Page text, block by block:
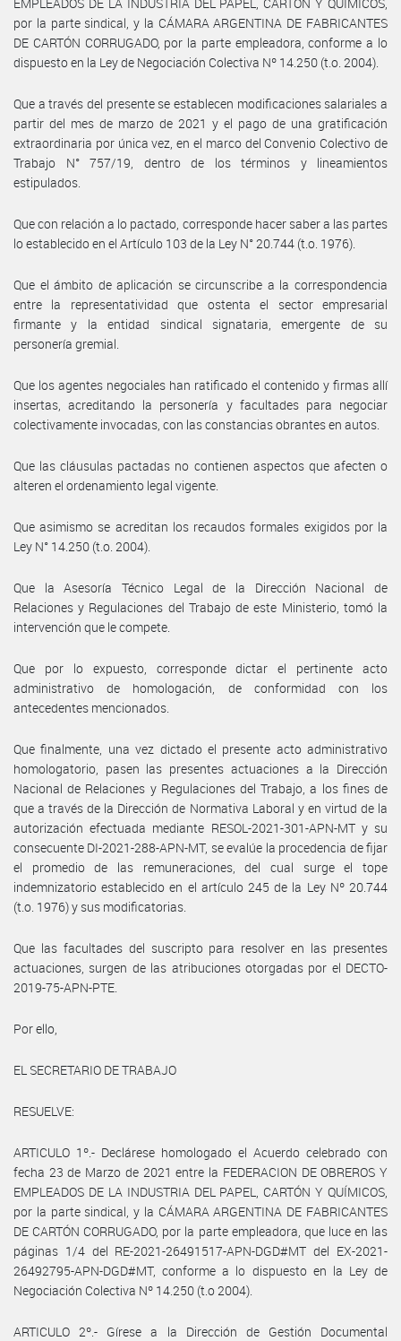
por la parte sindical, y la CÁMARA ARGENTINA DE FABRICANTES
DE CARTÓN CORRUGADO, por la parte empleadora, conforme a lo
dispuesto en la Ley de Negociación Colectiva Nº 14.250 (t.o. 2004).
Que a través del presente se establecen modificaciones salariales a
partir del mes de marzo de 2021 y el pago de una gratificación
extraordinaria por única vez, en el marco del Convenio Colectivo de
Trabajo N° 757/19, dentro de los términos y lineamientos
estipulados.
Que con relación a lo pactado, corresponde hacer saber a las partes
lo establecido en el Artículo 103 de la Ley N° 20.744 (t.o. 1976).
Que el ámbito de aplicación se circunscribe a la correspondencia
entre la representatividad que ostenta el sector empresarial
firmante y la entidad sindical signataria, emergente de su
personería gremial.
Que los agentes negociales han ratificado el contenido y firmas allí
insertas, acreditando la personería y facultades para negociar
colectivamente invocadas, con las constancias obrantes en autos.
Que las cláusulas pactadas no contienen aspectos que afecten o
alteren el ordenamiento legal vigente.
Que asimismo se acreditan los recaudos formales exigidos por la
Ley N° 14.250 (t.o. 2004).
Que la Asesoría Técnico Legal de la Dirección Nacional de
Relaciones y Regulaciones del Trabajo de este Ministerio, tomó la
intervención que le compete.
Que por lo expuesto, corresponde dictar el pertinente acto
administrativo de homologación, de conformidad con los
antecedentes mencionados.
Que finalmente, una vez dictado el presente acto administrativo
homologatorio, pasen las presentes actuaciones a la Dirección
Nacional de Relaciones y Regulaciones del Trabajo, a los fines de
que a través de la Dirección de Normativa Laboral y en virtud de la
autorización efectuada mediante RESOL-2021-301-APN-MT y su
consecuente DI-2021-288-APN-MT, se evalúe la procedencia de fijar
el promedio de las remuneraciones, del cual surge el tope
indemnizatorio establecido en el artículo 245 de la Ley Nº 20.744
(t.o. 1976) y sus modificatorias.
Que las facultades del suscripto para resolver en las presentes
actuaciones, surgen de las atribuciones otorgadas por el DECTO-
2019-75-APN-PTE.
Por ello,
EL SECRETARIO DE TRABAJO
RESUELVE:
ARTICULO 1º.- Declárese homologado el Acuerdo celebrado con
fecha 23 de Marzo de 2021 entre la FEDERACION DE OBREROS Y
EMPLEADOS DE LA INDUSTRIA DEL PAPEL, CARTÓN Y QUÍMICOS,
por la parte sindical, y la CÁMARA ARGENTINA DE FABRICANTES
DE CARTÓN CORRUGADO, por la parte empleadora, que luce en las
páginas 1/4 del RE-2021-26491517-APN-DGD#MT del EX-2021-
26492795-APN-DGD#MT, conforme a lo dispuesto en la Ley de
Negociación Colectiva Nº 14.250 (t.o 2004).
ARTICULO 2º.- Gírese a la Dirección de Gestión Documental